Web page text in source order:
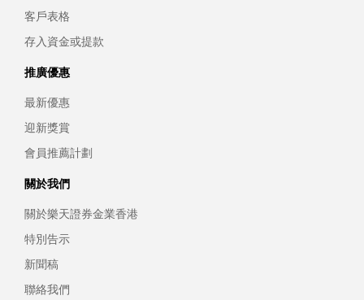
客戶表格
存入資金或提款
推廣優惠
最新優惠
迎新獎賞
會員推薦計劃
關於我們
關於樂天證券金業香港
特別告示
新聞稿
聯絡我們